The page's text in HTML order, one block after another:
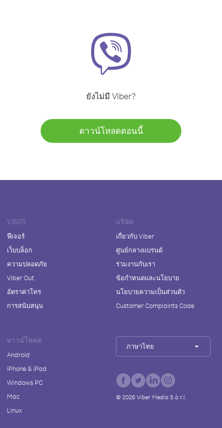
ยังไม่มี Viber?
ดาวน์โหลดตอนนี้
VIBER
ฟีเจอร์
เว็บบล็อก
ความปลอดภัย
Viber Out
อัตราค่าโทร
การสนับสนุน
บริษัท
เกี่ยวกับ Viber
ศูนย์กลางแบรนด์
ร่วมงานกับเรา
ข้อกำหนดและนโยบาย
นโยบายความเป็นส่วนตัว
Customer Complaints Code
ดาวน์โหลด
Android
iPhone & iPad
Windows PC
Mac
Linux
ภาษาไทย
© 2026Viber Media S.à r.l.